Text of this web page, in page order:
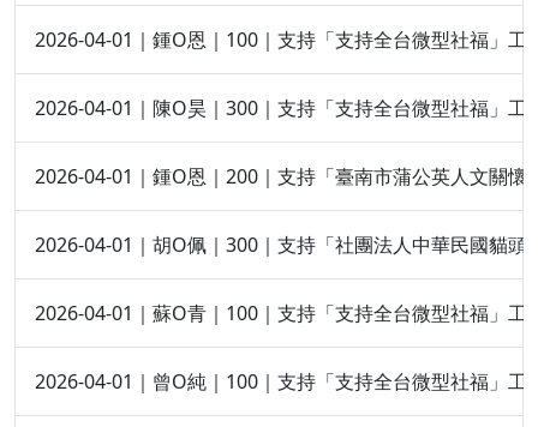
2026-04-01｜鍾O恩｜100｜支持「支持全台微型社福」工
2026-04-01｜陳O昊｜300｜支持「支持全台微型社福」工
2026-04-01｜鍾O恩｜200｜支持「臺南市蒲公英人文關懷
2026-04-01｜胡O佩｜300｜支持「社團法人中華民國貓頭
2026-04-01｜蘇O青｜100｜支持「支持全台微型社福」工
2026-04-01｜曾O純｜100｜支持「支持全台微型社福」工